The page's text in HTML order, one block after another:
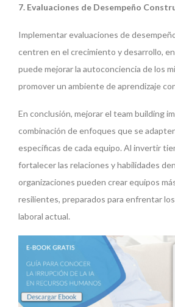
7. Evaluaciones de Desempeño
Implementar evaluaciones de
centren en el crecimiento y desarrollo,
puede mejorar la autoconciencia de los
promover un ambiente de aprendizaje
En conclusión, mejorar el team building
combinación de enfoques que se
específicas de cada equipo. Al invertir
fortalecer las relaciones y habilidades
organizaciones pueden crear equipos
resilientes, preparados para enfrentar
laboral actual.